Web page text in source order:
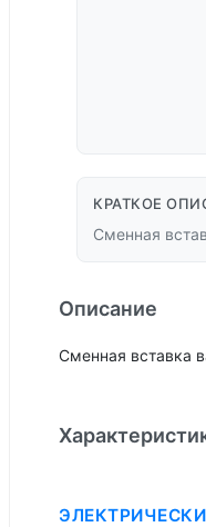
КРАТКОЕ
Сменная
Описание
Сменная вставка